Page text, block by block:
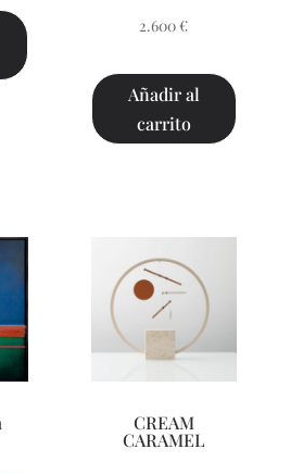
2.600 €
Añadir al
carrito
CREAM
CARAMEL